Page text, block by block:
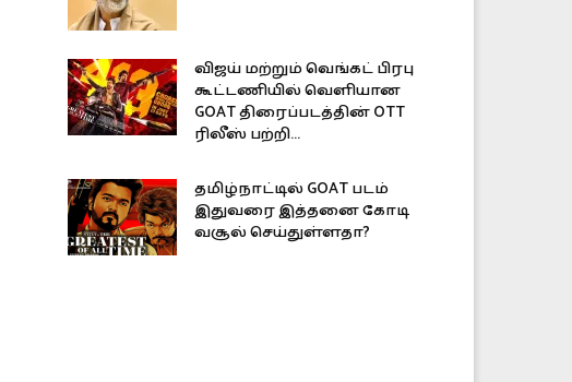
விஜய் மற்றும் வெங்கட் பிரபு
கூட்டணியில் வெளியான
GOAT திரைப்படத்தின் OTT
ரிலீஸ் பற்றி...
தமிழ்நாட்டில் GOAT படம்
இதுவரை இத்தனை கோடி
வசூல் செய்துள்ளதா?